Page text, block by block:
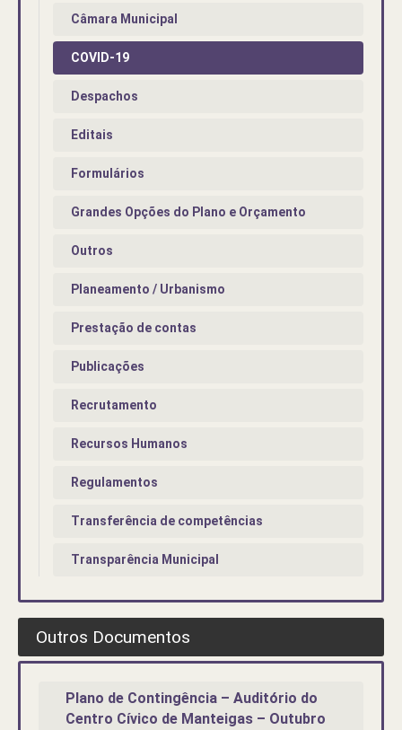
Câmara Municipal
COVID-19
Despachos
Editais
Formulários
Grandes Opções do Plano e Orçamento
Outros
Planeamento / Urbanismo
Prestação de contas
Publicações
Recrutamento
Recursos Humanos
Regulamentos
Transferência de competências
Transparência Municipal
Outros Documentos
Plano de Contingência – Auditório do
Centro Cívico de Manteigas – Outubro